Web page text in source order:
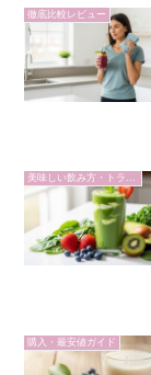
徹底比較レビュー
美味しい飲み方・トラブル対策
購入・最安値ガイド